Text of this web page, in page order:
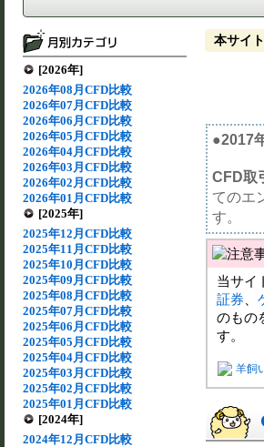
[2026年]
2026年08月CFD比較
2026年07月CFD比較
2026年06月CFD比較
2026年05月CFD比較
2026年04月CFD比較
2026年03月CFD比較
2026年02月CFD比較
2026年01月CFD比較
[2025年]
2025年12月CFD比較
2025年11月CFD比較
2025年10月CFD比較
2025年09月CFD比較
2025年08月CFD比較
2025年07月CFD比較
2025年06月CFD比較
2025年05月CFD比較
2025年04月CFD比較
2025年03月CFD比較
2025年02月CFD比較
2025年01月CFD比較
[2024年]
2024年12月CFD比較
本サイ
●2017
CFD取
てのエ
す。
当サイ
証券
のもの
す。
羊飼